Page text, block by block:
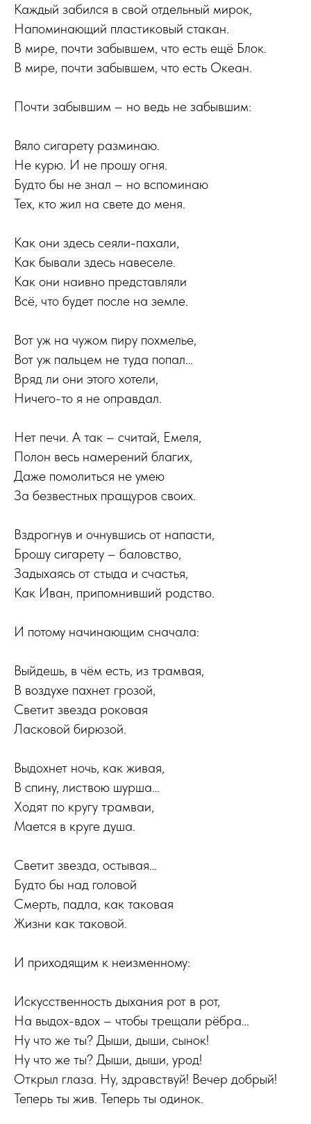
Каждый забился в свой отдельный мирок,
Напоминающий пластиковый стакан.
В мире, почти забывшем, что есть ещё Блок.
В мире, почти забывшем, что есть Океан.
Почти забывшим – но ведь не забывшим:
Вяло сигарету разминаю.
Не курю. И не прошу огня.
Будто бы не знал – но вспоминаю
Тех, кто жил на свете до меня.
Как они здесь сеяли-пахали,
Как бывали здесь навеселе.
Как они наивно представляли
Всё, что будет после на земле.
Вот уж на чужом пиру похмелье,
Вот уж пальцем не туда попал…
Вряд ли они этого хотели,
Ничего-то я не оправдал.
Нет печи. А так – считай, Емеля,
Полон весь намерений благих,
Даже помолиться не умею
За безвестных пращуров своих.
Вздрогнув и очнувшись от напасти,
Брошу сигарету – баловство,
Задыхаясь от стыда и счастья,
Как Иван, припомнивший родство.
И потому начинающим сначала:
Выйдешь, в чём есть, из трамвая,
В воздухе пахнет грозой,
Светит звезда роковая
Ласковой бирюзой.
Выдохнет ночь, как живая,
В спину, листвою шурша…
Ходят по кругу трамваи,
Мается в круге душа.
Светит звезда, остывая…
Будто бы над головой
Смерть, падла, как таковая
Жизни как таковой.
И приходящим к неизменному:
Искусственность дыхания рот в рот,
На выдох-вдох – чтобы трещали рёбра…
Ну что же ты? Дыши, дыши, сынок!
Ну что же ты? Дыши, дыши, урод!
Открыл глаза. Ну, здравствуй! Вечер добрый!
Теперь ты жив. Теперь ты одинок.